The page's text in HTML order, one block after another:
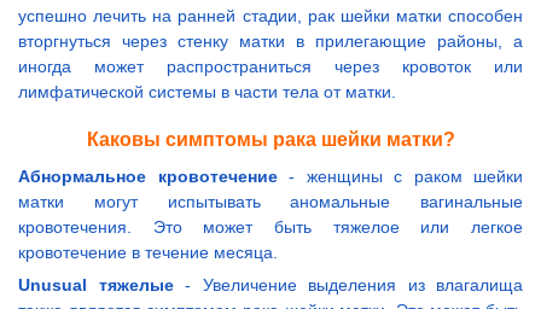
успешно лечить на ранней стадии, рак шейки матки способен
вторгнуться через стенку матки в прилегающие районы, а
иногда может распространиться через кровоток или
лимфатической системы в части тела от матки.
Каковы симптомы рака шейки матки?
Абнормальное кровотечение - женщины с раком шейки
матки могут испытывать аномальные вагинальные
кровотечения. Это может быть тяжелое или легкое
кровотечение в течение месяца.
Unusual тяжелые - Увеличение выделения из влагалища